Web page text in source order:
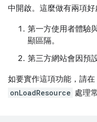
中開啟。這麼做有兩項好
第一方使用者體驗
顯區隔。
第三方網站會因預
如要實作這項功能，請在
onLoadResource 處理